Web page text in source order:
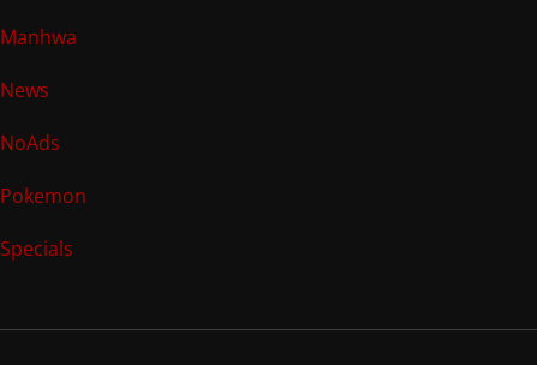
Manhwa
News
NoAds
Pokemon
Specials